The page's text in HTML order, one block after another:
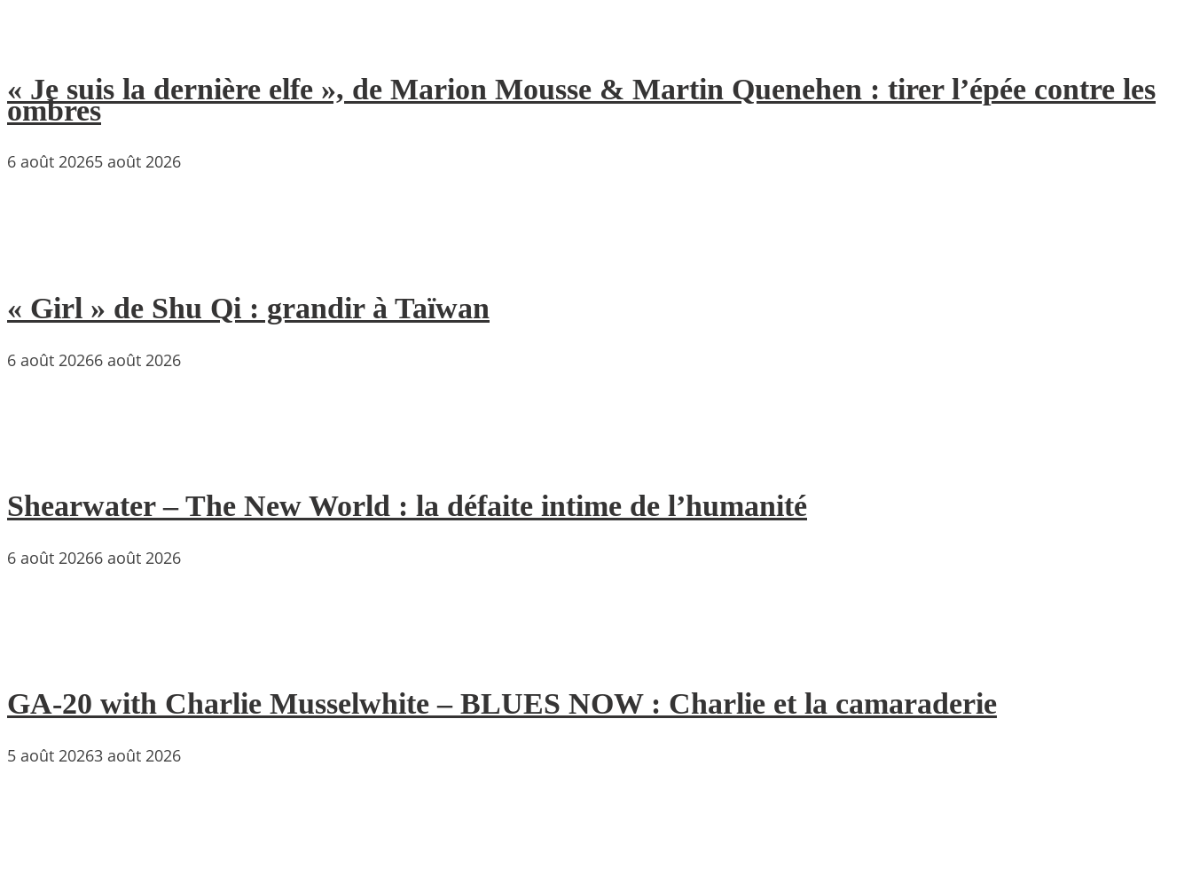
« Je suis la dernière elfe », de Marion Mousse & Martin Quenehen : tirer l’épée contre les
ombres
6 août 20265 août 2026
« Girl » de Shu Qi : grandir à Taïwan
6 août 20266 août 2026
Shearwater – The New World : la défaite intime de l’humanité
6 août 20266 août 2026
GA-20 with Charlie Musselwhite – BLUES NOW : Charlie et la camaraderie
5 août 20263 août 2026